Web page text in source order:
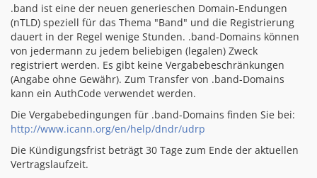
.band ist eine der neuen generieschen Domain-Endungen
(nTLD) speziell für das Thema "Band" und die Registrierung
dauert in der Regel wenige Stunden. .band-Domains können
von jedermann zu jedem beliebigen (legalen) Zweck
registriert werden. Es gibt keine Vergabebeschränkungen
(Angabe ohne Gewähr). Zum Transfer von .band-Domains
kann ein AuthCode verwendet werden.
Die Vergabebedingungen für .band-Domains finden Sie bei:
http://www.icann.org/en/help/dndr/udrp
Die Kündigungsfrist beträgt 30 Tage zum Ende der aktuellen
Vertragslaufzeit.